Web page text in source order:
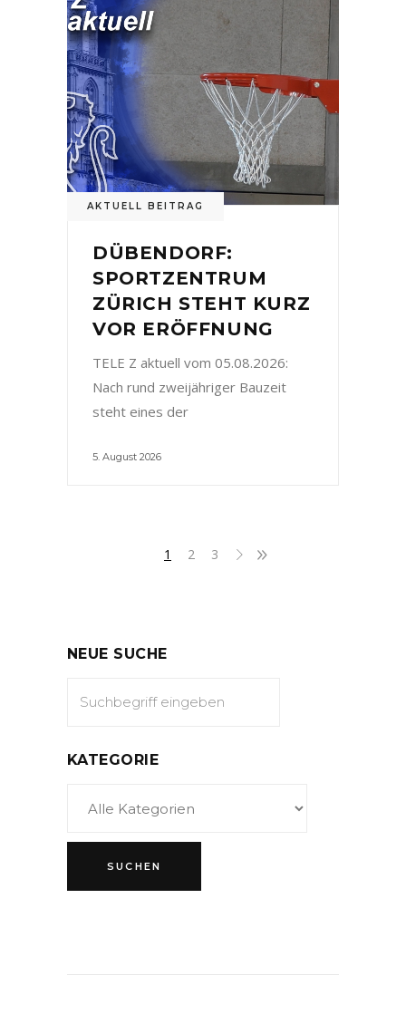
AKTUELL BEITRAG
DÜBENDORF:
SPORTZENTRUM
ZÜRICH STEHT KURZ
VOR ERÖFFNUNG
TELE Z aktuell vom 05.08.2026:
Nach rund zweijähriger Bauzeit
steht eines der
5. August 2026
1 2 3
NEUE SUCHE
KATEGORIE